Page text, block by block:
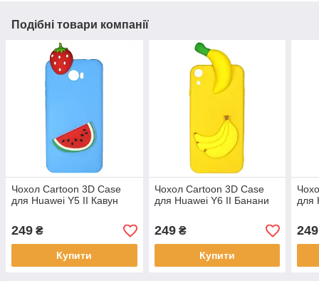
Подібні товари компанії
Чохол Cartoon 3D Case
для Huawei Y5 II Кавун
249 ₴
Купити
Чохол Cartoon 3D Case
для Huawei Y6 II Банани
249₴
Купити
для
249